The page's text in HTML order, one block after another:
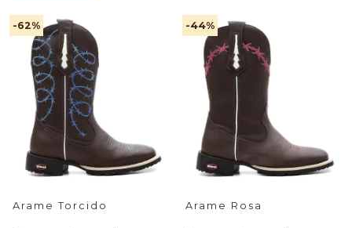
-62%
Arame Torcido
-44%
Arame Rosa